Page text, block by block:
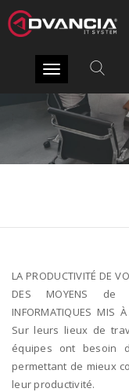
Toggle
LA PRODUCTIVITÉ DE
DES MOYENS de
INFORMATIQUES MIS
Sur leurs lieux de
équipes ont besoin
permettant de mieux
leur productivité.